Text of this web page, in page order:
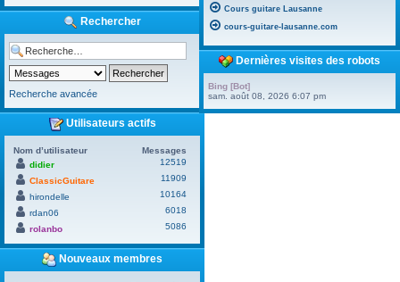
Rechercher
Recherche avancée
Utilisateurs actifs
Nom d’utilisateur
Messages
didier
12519
ClassicGuitare
11909
hirondelle
10164
rdan06
6018
rolanbo
5086
Nouveaux membres
Cours guitare Lausanne
cours-guitare-lausanne.com
Dernières visites des robots
Bing [Bot]
sam. août 08, 2026 6:07 pm